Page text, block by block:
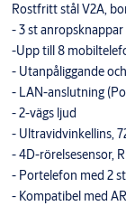
Rostfritt stål V2A,
- 3 st anropsknappar
-Upp till 8
- Utanpåliggande
- LAN-anslutning
- 2-vägs ljud
- Ultravidvinkellins,
- 4D-rörelsesensor,
- Portelefon med 2
- Kompatibel med